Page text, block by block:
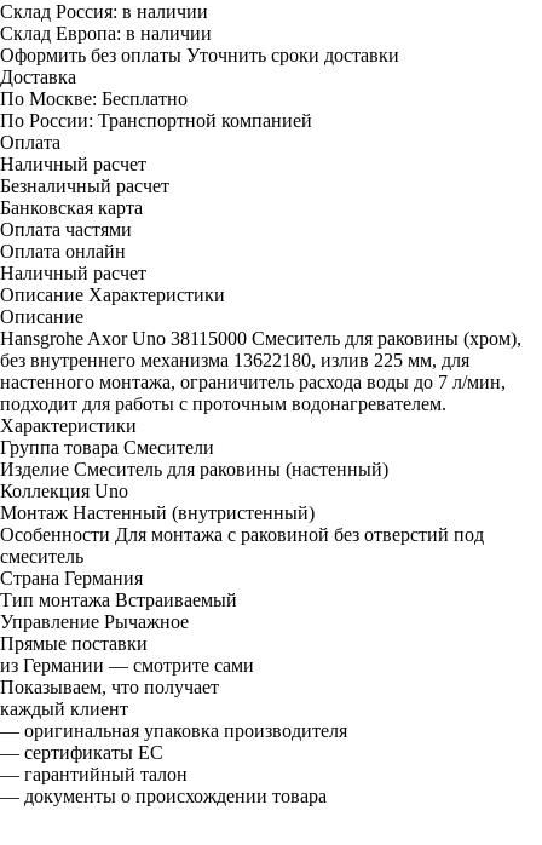
Склад Россия: в наличии
Склад Европа: в наличии
Оформить без оплаты Уточнить сроки доставки
Доставка
По Москве: Бесплатно
По России: Транспортной компанией
Оплата
Наличный расчет
Безналичный расчет
Банковская карта
Оплата частями
Оплата онлайн
Наличный расчет
Описание Характеристики
Описание
Hansgrohe Axor Uno 38115000 Смеситель для раковины (хром),
без внутреннего механизма 13622180, излив 225 мм, для
настенного монтажа, ограничитель расхода воды до 7 л/мин,
подходит для работы с проточным водонагревателем.
Характеристики
Группа товара Смесители
Изделие Смеситель для раковины (настенный)
Коллекция Uno
Монтаж Настенный (внутристенный)
Особенности Для монтажа с раковиной без отверстий под
смеситель
Страна Германия
Тип монтажа Встраиваемый
Управление Рычажное
Прямые поставки
из Германии — смотрите сами
Показываем, что получает
каждый клиент
— оригинальная упаковка производителя
— сертификаты ЕС
— гарантийный талон
— документы о происхождении товара